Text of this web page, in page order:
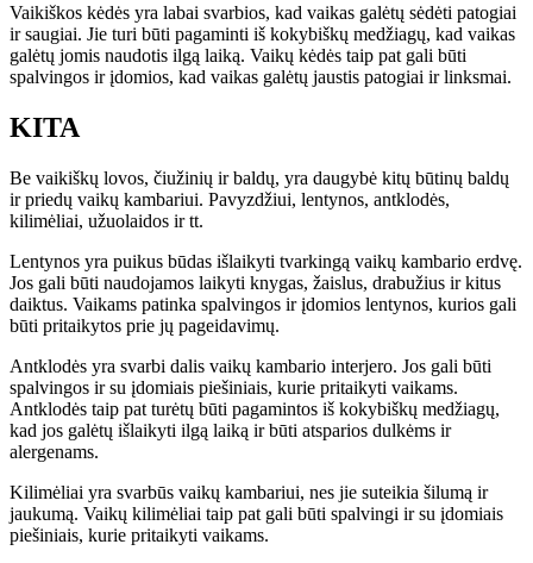
Vaikiškos kėdės yra labai svarbios, kad vaikas galėtų sėdėti patogiai
ir saugiai. Jie turi būti pagaminti iš kokybiškų medžiagų, kad vaikas
galėtų jomis naudotis ilgą laiką. Vaikų kėdės taip pat gali būti
spalvingos ir įdomios, kad vaikas galėtų jaustis patogiai ir linksmai.
KITA
Be vaikiškų lovos, čiužinių ir baldų, yra daugybė kitų būtinų baldų
ir priedų vaikų kambariui. Pavyzdžiui, lentynos, antklodės,
kilimėliai, užuolaidos ir tt.
Lentynos yra puikus būdas išlaikyti tvarkingą vaikų kambario erdvę.
Jos gali būti naudojamos laikyti knygas, žaislus, drabužius ir kitus
daiktus. Vaikams patinka spalvingos ir įdomios lentynos, kurios gali
būti pritaikytos prie jų pageidavimų.
Antklodės yra svarbi dalis vaikų kambario interjero. Jos gali būti
spalvingos ir su įdomiais piešiniais, kurie pritaikyti vaikams.
Antklodės taip pat turėtų būti pagamintos iš kokybiškų medžiagų,
kad jos galėtų išlaikyti ilgą laiką ir būti atsparios dulkėms ir
alergenams.
Kilimėliai yra svarbūs vaikų kambariui, nes jie suteikia šilumą ir
jaukumą. Vaikų kilimėliai taip pat gali būti spalvingi ir su įdomiais
piešiniais, kurie pritaikyti vaikams.